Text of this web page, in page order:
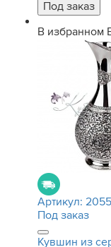
В избранном
Артикул: 2055
Под заказ
Кувшин из